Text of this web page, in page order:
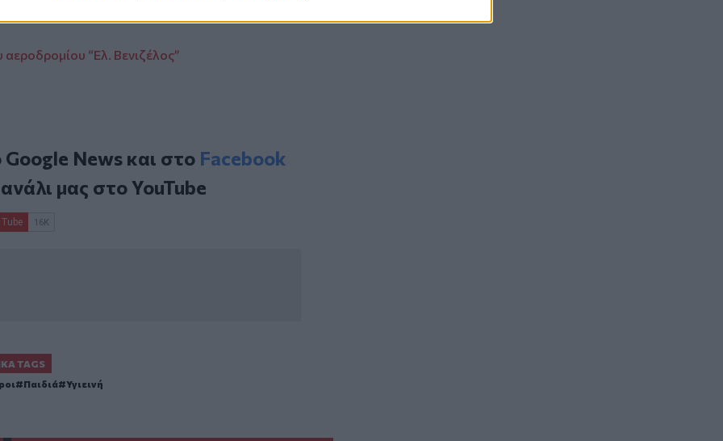
οικόπεδο, πήρε από το θύμα της
αεροδρομίου “Ελ. Βενιζέλος”
Google Newsκαι στο Facebook
μας στοYouTube
TAGS
Παιδιά Υγιεινή